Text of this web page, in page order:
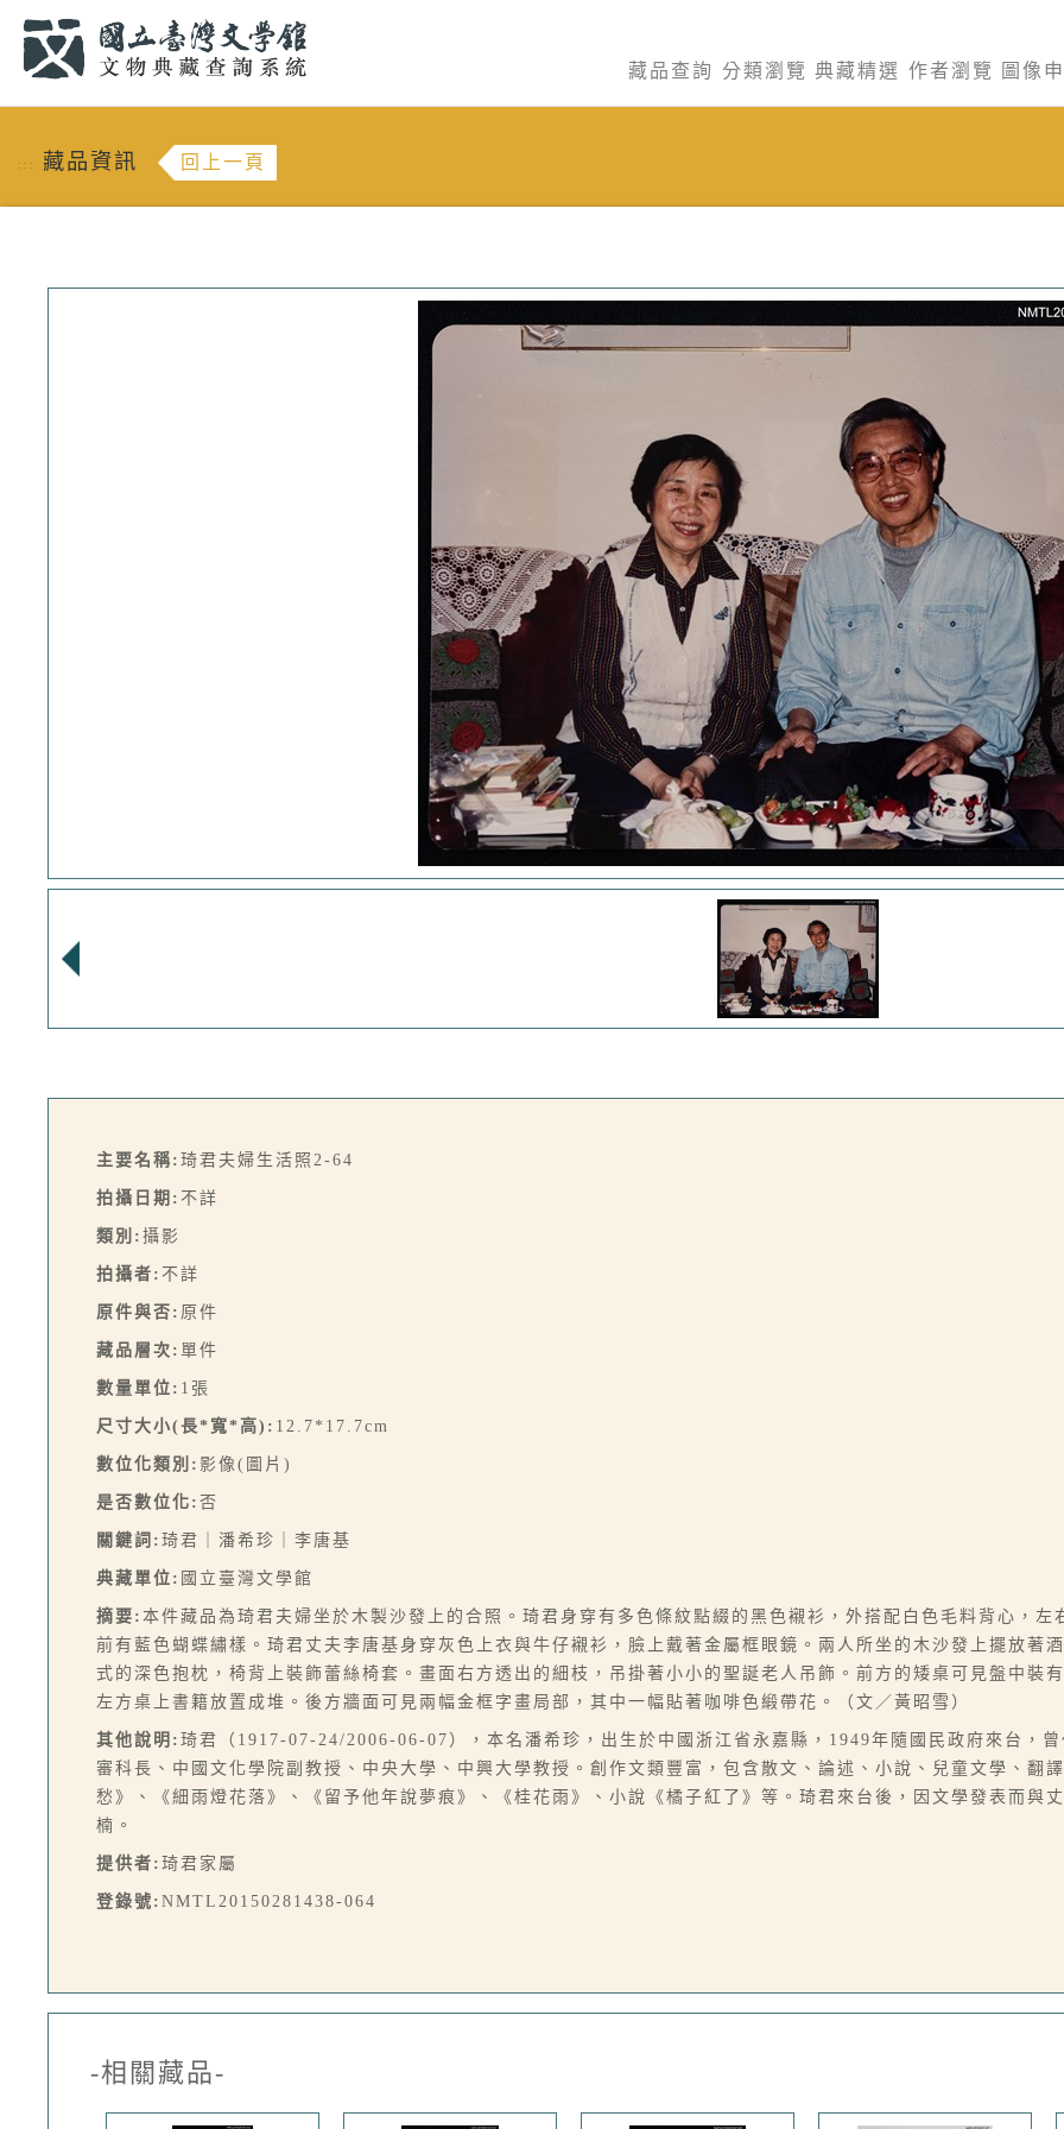
藏品查詢 分類瀏覽 典藏精選 作者瀏覽 圖像
::: 藏品資訊 回上一頁
主要名稱: 琦君夫婦生活照2-64
拍攝日期: 不詳
類別: 攝影
拍攝者: 不詳
原件與否: 原件
藏品層次: 單件
數量單位: 1張
尺寸大小(長*寬*高): 12.7*17.7cm
數位化類別: 影像(圖片)
是否數位化: 否
關鍵詞: 琦君｜潘希珍｜李唐基
典藏單位: 國立臺灣文學館
摘要: 本件藏品為琦君夫婦坐於木製沙發上的合照。琦君身穿有多色條紋點綴的黑色襯衫，外搭配白色毛料背心，
前有藍色蝴蝶繡樣。琦君丈夫李唐基身穿灰色上衣與牛仔襯衫，臉上戴著金屬框眼鏡。兩人所坐的木沙發上擺放著
式的深色抱枕，椅背上裝飾蕾絲椅套。畫面右方透出的細枝，吊掛著小小的聖誕老人吊飾。前方的矮桌可見盤中裝
左方桌上書籍放置成堆。後方牆面可見兩幅金框字畫局部，其中一幅貼著咖啡色緞帶花。（文／黃昭雪）
其他說明: 琦君（1917-07-24/2006-06-07），本名潘希珍，出生於中國浙江省永嘉縣，1949年隨國民政府來台，
審科長、中國文化學院副教授、中央大學、中興大學教授。創作文類豐富，包含散文、論述、小說、兒童文學、翻
愁》、《細雨燈花落》、《留予他年說夢痕》、《桂花雨》、小說《橘子紅了》等。琦君來台後，因文學發表而與
楠。
提供者: 琦君家屬
登錄號: NMTL20150281438-064
-相關藏品-